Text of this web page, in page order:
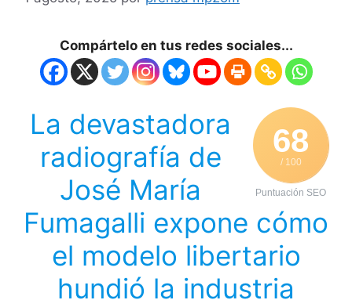
Compártelo en tus redes sociales...
68
/ 100
Puntuación SEO
La devastadora
radiografía de
José María
Fumagalli expone cómo
el modelo libertario
hundió la industria